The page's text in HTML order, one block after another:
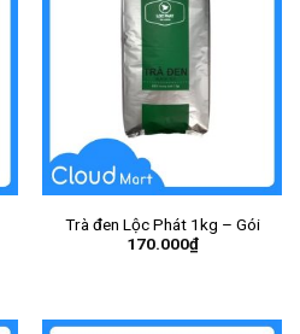
Trà đen Lộc Phát 1kg – Gói
170.000₫